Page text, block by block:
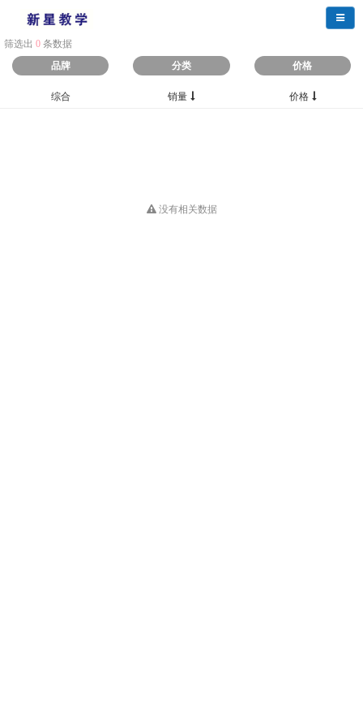
导航
筛选出 0 条数据
品牌
分类 价格
综合 销量 价格
没有相关数据